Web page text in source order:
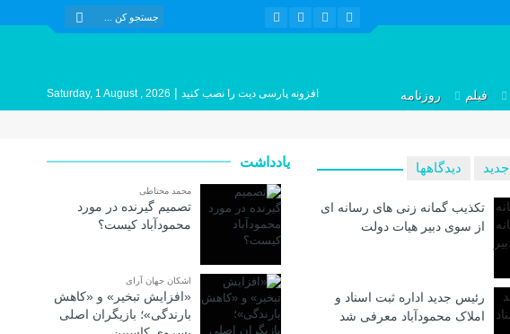
فیلم روزنامه افزونه پارسی دیت را نصب کنید |
Saturday, 1 August , 2026
جدید دیدگاهها
تکذیب گمانه زنی های رسانه ای
از سوی دبیر هیات دولت
رئیس جدید اداره ثبت اسناد و
املاک محمودآباد معرفی شد
یادداشت
محمد محتاطی
تصمیم گیرنده در مورد
محمودآباد کیست؟
اشکان جهان آرای
«افزایش تبخیر» و «کاهش
بارندگی»؛ بازیگران اصلی